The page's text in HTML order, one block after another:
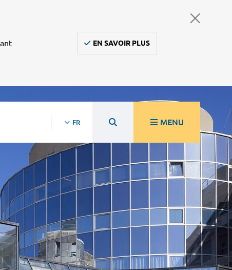
EN SAVOIR PLUS
FR MENU